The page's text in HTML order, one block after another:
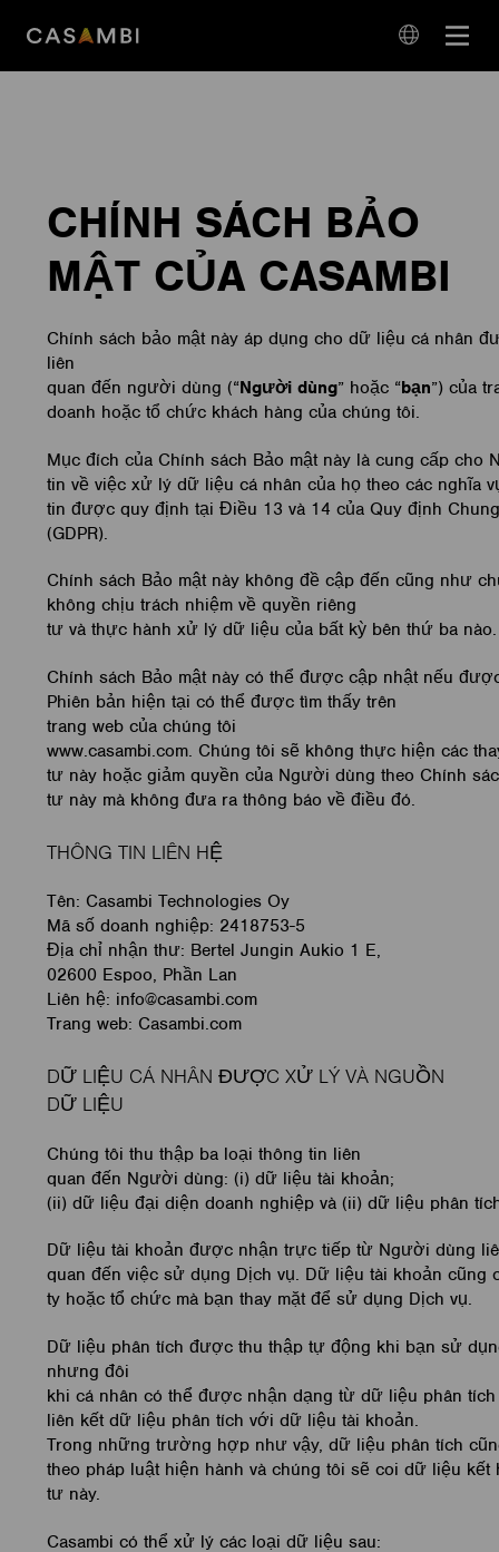
Open
CHÍNH SÁCH BẢO
MẬT CỦA CASAMBI
Chính sách bảo mật này áp dụng cho dữ liệu cá nhân
liên
quan đến người dùng (“Người dùng” hoặc “bạn”) của
doanh hoặc tổ chức khách hàng của chúng tôi.
Mục đích của Chính sách Bảo mật này là cung cấp cho
tin về việc xử lý dữ liệu cá nhân của họ theo các nghĩa
tin được quy định tại Điều 13 và 14 của Quy định
(GDPR).
Chính sách Bảo mật này không đề cập đến cũng như
không chịu trách nhiệm về quyền riêng
tư và thực hành xử lý dữ liệu của bất kỳ bên thứ ba
Chính sách Bảo mật này có thể được cập nhật nếu
Phiên bản hiện tại có thể được tìm thấy trên
trang web của chúng tôi
www.casambi.com. Chúng tôi sẽ không thực hiện các
tư này hoặc giảm quyền của Người dùng theo Chính
tư này mà không đưa ra thông báo về điều đó.
THÔNG TIN LIÊN HỆ
Tên: Casambi Technologies Oy
Mã số doanh nghiệp: 2418753-5
Địa chỉ nhận thư: Bertel Jungin Aukio 1 E,
02600 Espoo, Phần Lan
Liên hệ: info@casambi.com
Trang web: Casambi.com
DỮ LIỆU CÁ NHÂN ĐƯỢC XỬ LÝ VÀ NGUỒN
DỮ LIỆU
Chúng tôi thu thập ba loại thông tin liên
quan đến Người dùng: (i) dữ liệu tài khoản;
(ii) dữ liệu đại diện doanh nghiệp và (ii) dữ liệu phân
Dữ liệu tài khoản được nhận trực tiếp từ Người dùng
quan đến việc sử dụng Dịch vụ. Dữ liệu tài khoản
ty hoặc tổ chức mà bạn thay mặt để sử dụng Dịch vụ.
Dữ liệu phân tích được thu thập tự động khi bạn sử
nhưng đôi
khi cá nhân có thể được nhận dạng từ dữ liệu phân
liên kết dữ liệu phân tích với dữ liệu tài khoản.
Trong những trường hợp như vậy, dữ liệu phân tích
theo pháp luật hiện hành và chúng tôi sẽ coi dữ liệu
tư này.
Casambi có thể xử lý các loại dữ liệu sau: